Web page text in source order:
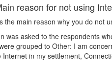
reason for not using
the main reason why you do not
was asked to the respondents
grouped to Other: I am
Internet in my settlement,